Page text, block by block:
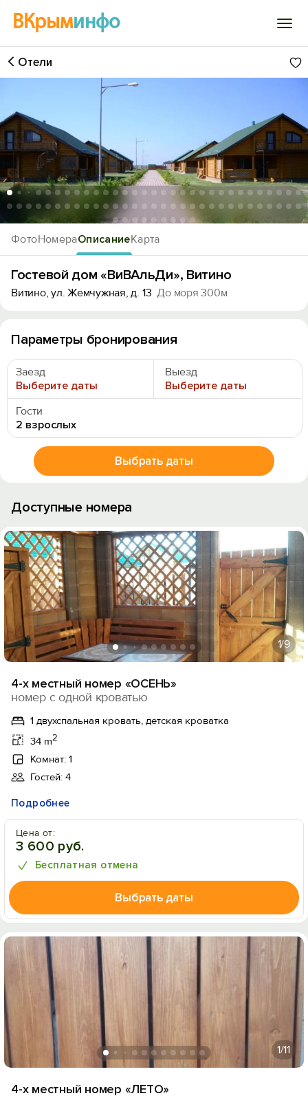
ВКрыминфо
Войти
Избранное
История просмотра
Добавить свой объект
ФотоНомераОписаниеКарта
Отели
1 /71
Гостевой дом «ВиВАльДи», Витино
Витино, ул. Жемчужная, д. 13 До моря 300м
Параметры бронирования
Заезд
Выберите даты
Выезд
Выберите даты
Гости
2 взрослых
Выбрать даты
Доступные номера
1/9
4-х местный номер «ОСЕНЬ»
номер с одной кроватью
1 двухспальная кровать, детская кроватка
34 m2
Комнат: 1
Гостей: 4
Подробнее
Цена от:
3 600 руб.
Бесплатная отмена
Выбрать даты
1/11
4-х местный номер «ЛЕТО»